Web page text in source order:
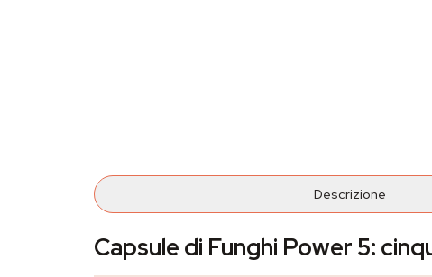
Descrizione
Capsule di Funghi Power 5: